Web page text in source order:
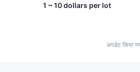
1 ~ 10 dollars per lot
अपडेट किया